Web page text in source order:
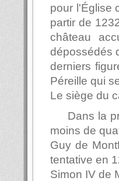
pour l'Église
partir de
château
dépossédés
derniers
Péreille qui
Le siège du
Dans la
moins de
Guy de
tentative en
Simon IV de